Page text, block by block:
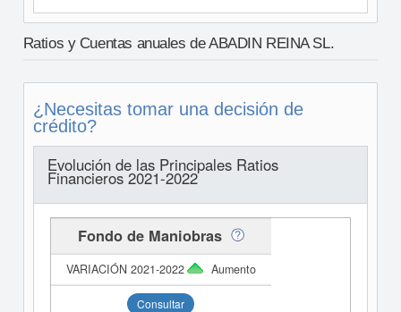
Ratios y Cuentas anuales de ABADIN REINA SL.
¿Necesitas tomar una decisión de
crédito?
Evolución de las Principales Ratios
Financieros 2021-2022
Fondo de Maniobras
Aumento
Consultar